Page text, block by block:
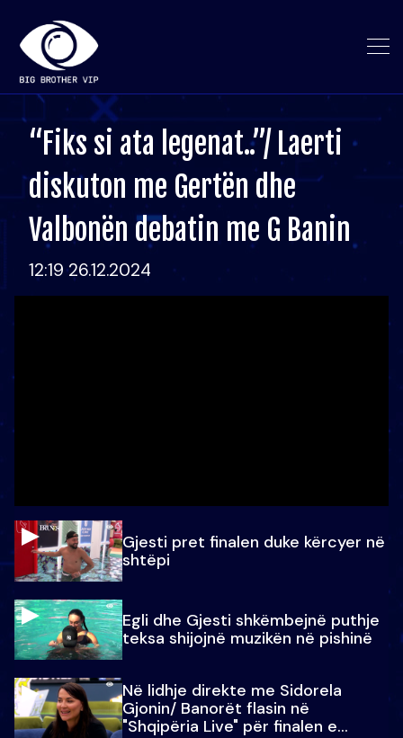
“Fiks si ata legenat..”/ Laerti
diskuton me Gertën dhe
Valbonën debatin me G Banin
12:19 26.12.2024
Gjesti pret finalen duke kërcyer në
shtëpi
Egli dhe Gjesti shkëmbejnë puthje
teksa shijojnë muzikën në pishinë
Në lidhje direkte me Sidorela
Gjonin/ Banorët flasin në
"Shqipëria Live" për finalen e